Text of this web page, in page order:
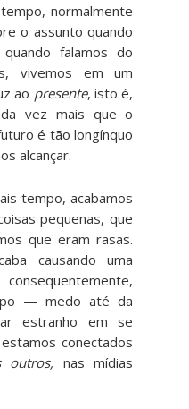
normalmente
o assunto quando
falamos do
vivemos em um
ao presente, isto é,
vez mais que o
é tão longínquo
alcançar.
tempo, acabamos
pequenas, que
que eram rasas.
causando uma
— medo até da
estranho em se
conectados
outros, nas mídias